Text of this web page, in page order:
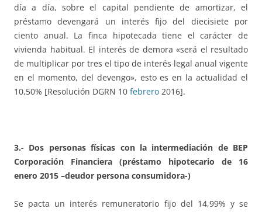
día a día, sobre el capital pendiente de amortizar, el
préstamo devengará un interés fijo del diecisiete por
ciento anual. La finca hipotecada tiene el carácter de
vivienda habitual. El interés de demora «será el resultado
de multiplicar por tres el tipo de interés legal anual vigente
en el momento, del devengo», esto es en la actualidad el
10,50% [Resolución DGRN 10 febrero 2016].
3.- Dos personas físicas con la intermediación de BEP
Corporación Financiera (préstamo hipotecario de 16
enero 2015 –deudor persona consumidora-)
Se pacta un interés remuneratorio fijo del 14,99% y se